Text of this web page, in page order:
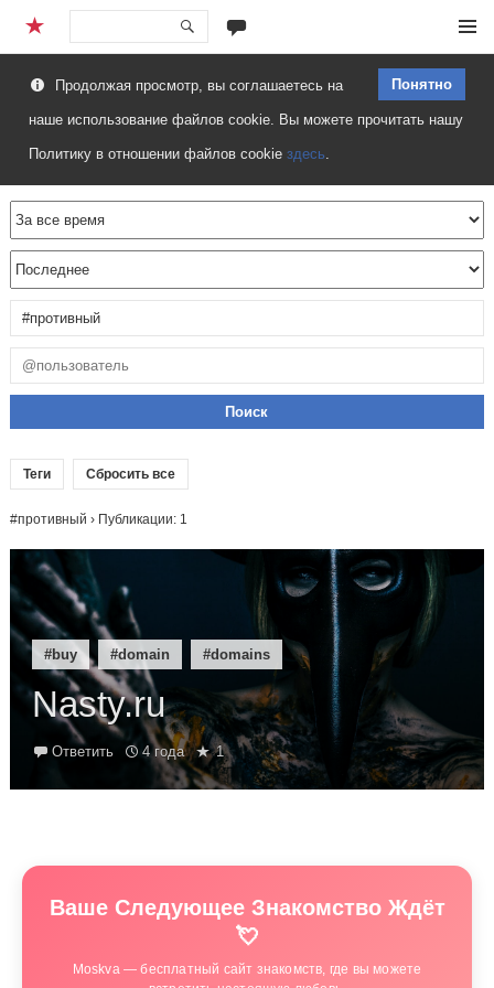
Перейти
содержимому
Понятно
Продолжая просмотр, вы соглашаетесь на
наше использование файлов cookie. Вы можете прочитать нашу
Политику в отношении файлов cookie здесь.
Теги Сбросить все
#противный › Публикации: 1
#buy #domain #domains
Nasty.ru
Ответить 4 года 1
Ваше Следующее Знакомство Ждёт
💘
Moskva — бесплатный сайт знакомств, где вы можете